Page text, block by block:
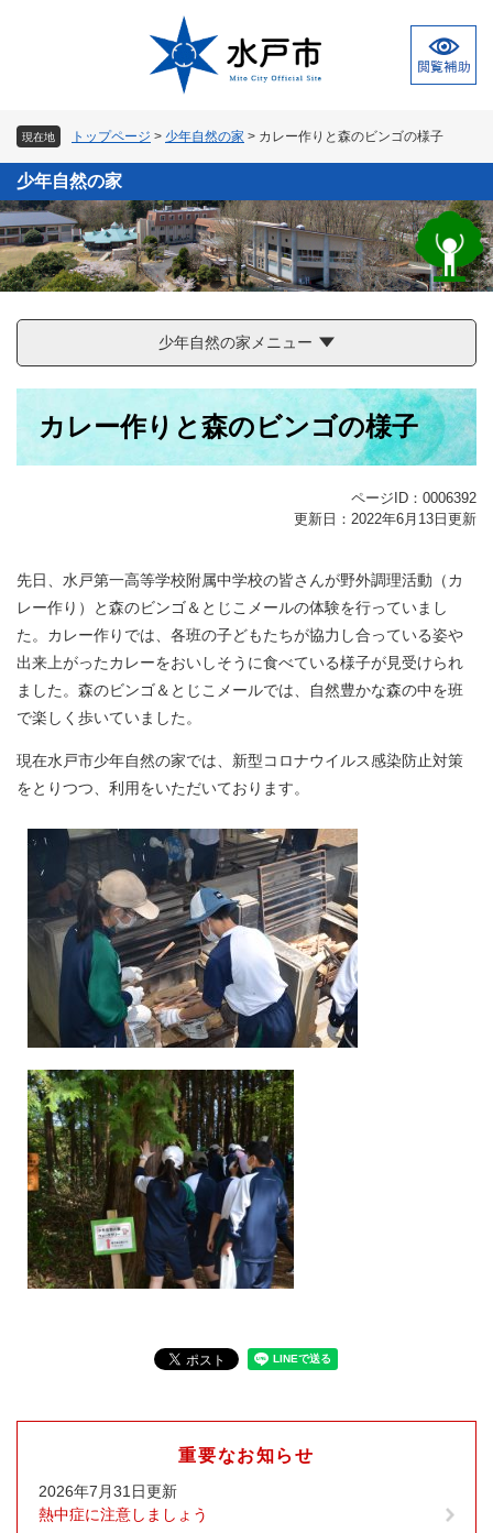
本
文
へ
現在地 トップページ > 少年自然の家 > カレー作りと森のビンゴの様子
少年自然の家
少年自然の家メニュー
カレー作りと森のビンゴの様子
ページID：0006392
更新日：2022年6月13日更新
先日、水戸第一高等学校附属中学校の皆さんが野外調理活動（カ
レー作り）と森のビンゴ＆とじこメールの体験を行っていまし
た。カレー作りでは、各班の子どもたちが協力し合っている姿や
出来上がったカレーをおいしそうに食べている様子が見受けられ
ました。森のビンゴ＆とじこメールでは、自然豊かな森の中を班
で楽しく歩いていました。
現在水戸市少年自然の家では、新型コロナウイルス感染防止対策
をとりつつ、利用をいただいております。
重要なお知らせ
2026年7月31日更新
熱中症に注意しましょう